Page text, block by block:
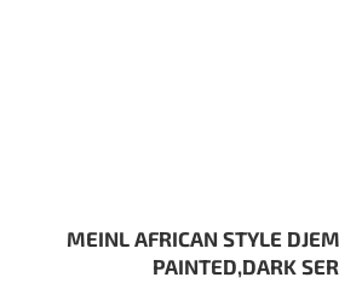
MEINL AFRICAN STYLE
PAINTED,DARK